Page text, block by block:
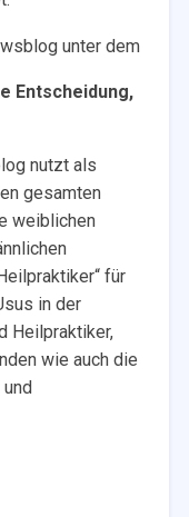
unter dem
Entscheidung,
nutzt als
gesamten
weiblichen
für
in der
Heilpraktiker,
wie auch die